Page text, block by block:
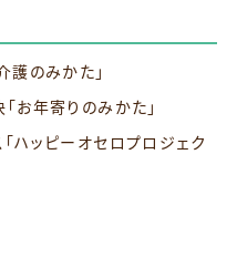
護のみかた」
「お年寄りのみかた」
「ハッピーオセロプロジェク